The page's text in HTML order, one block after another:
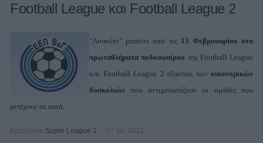
Football League και Football League 2
"Λουκέτο" μπαίνει από τις 13 Φεβρουαρίου στα
πρωταθλήματα ποδοσφαίρου της Football League
και Football League 2 εξαιτίας τωνοικονομικών
δυσκολιών που αντιμετωπίζουν οι ομάδες που
μετέχουν σε αυτά.
Κατηγορία Super League 2 27 Ιαν 2012